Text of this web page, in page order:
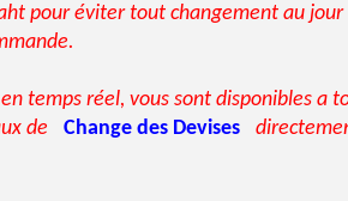
pour éviter tout changement au
temps réel, vous sont disponibles a
de
Change des Devises